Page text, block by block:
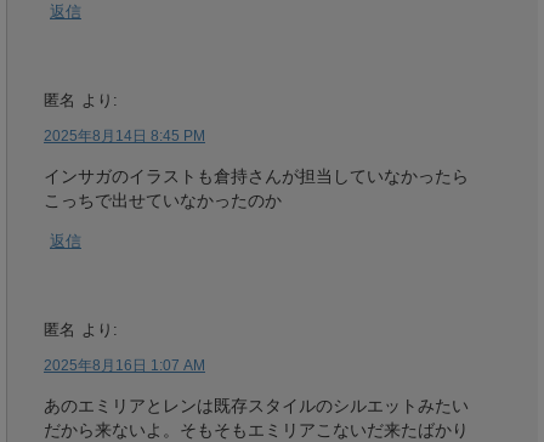
返信
匿名 より:
2025年8月14日 8:45 PM
インサガのイラストも倉持さんが担当していなかったら
こっちで出せていなかったのか
返信
匿名 より:
2025年8月16日 1:07 AM
あのエミリアとレンは既存スタイルのシルエットみたい
だから来ないよ。そもそもエミリアこないだ来たばかり